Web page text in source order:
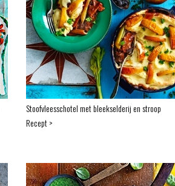
Stoofvleesschotel met bleekselderij en stroop
Recept >